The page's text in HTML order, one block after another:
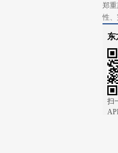
郑
性
东
扫